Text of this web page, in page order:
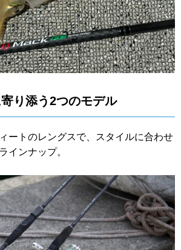
り添う2つのモデル
ートのレングスで、スタイルに合わせ
インナップ。